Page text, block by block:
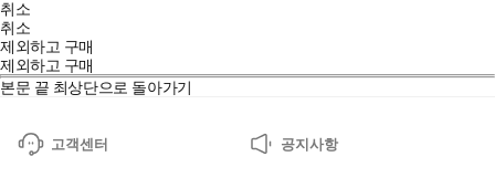
취소
취소
제외하고 구매
제외하고 구매
본문 끝 최상단으로 돌아가기
고객센터 공지사항